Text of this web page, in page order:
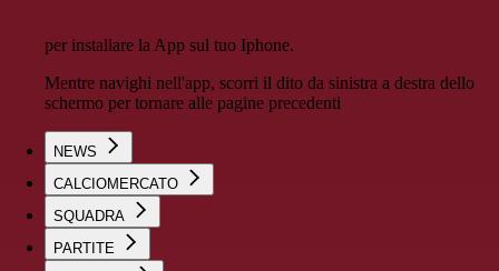
per installare la App sul tuo Iphone.
Mentre navighi nell'app, scorri il dito da sinistra a destra dello
schermo per tornare alle pagine precedenti
NEWS
CALCIOMERCATO
SQUADRA
PARTITE